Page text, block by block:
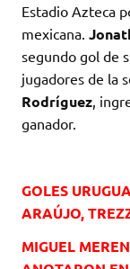
Estadio Azteca
mexicana.
segundo gol de
jugadores de la
Rodríguez ,
ganador.
GOLES
ARAÚJO,
MIGUEL